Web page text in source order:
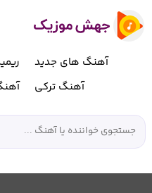
آهنگ های جدید
آهنگ ترکی